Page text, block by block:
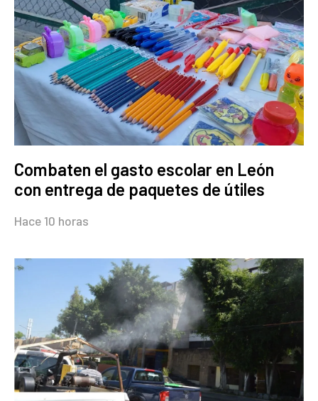
Combaten el gasto escolar en León
con entrega de paquetes de útiles
Hace 10 horas